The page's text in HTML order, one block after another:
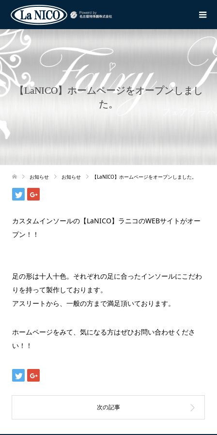
【LaNICO】ホームページをオープンしまし
た。
お知らせ お知らせ 【LaNICO】ホームページをオープンしました。
カスタムインソールの【LaNICO】ラニコのWEBサイトがオー
プン！！
足の形は十人十色。それぞれの足に合ったインソールにこだわ
りを持って製作しております。
アスリートから、一般の方まで満足頂いております。
ホームページをみて、気になる方はぜひお問い合わせくださ
い！！